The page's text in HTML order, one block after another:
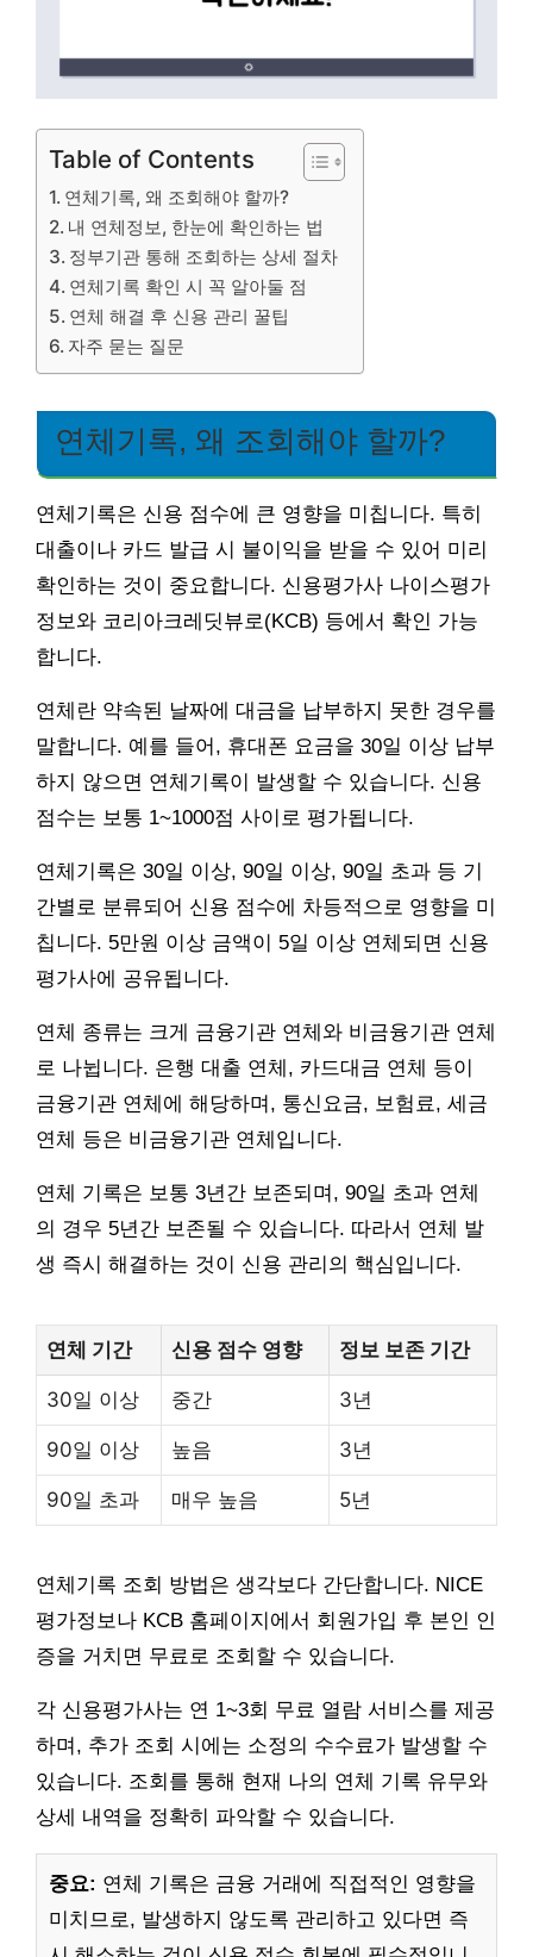
Table of Contents
연체기록, 왜 조회해야 할까?
내 연체정보, 한눈에 확인하는 법
정부기관 통해 조회하는 상세 절차
연체기록 확인 시 꼭 알아둘 점
연체 해결 후 신용 관리 꿀팁
자주 묻는 질문
연체기록, 왜 조회해야 할까?
연체기록은 신용 점수에 큰 영향을 미칩니다. 특히
대출이나 카드 발급 시 불이익을 받을 수 있어 미리
확인하는 것이 중요합니다. 신용평가사 나이스평가
정보와 코리아크레딧뷰로(KCB) 등에서 확인 가능
합니다.
연체란 약속된 날짜에 대금을 납부하지 못한 경우를
말합니다. 예를 들어, 휴대폰 요금을 30일 이상 납부
하지 않으면 연체기록이 발생할 수 있습니다. 신용
점수는 보통 1~1000점 사이로 평가됩니다.
연체기록은 30일 이상, 90일 이상, 90일 초과 등 기
간별로 분류되어 신용 점수에 차등적으로 영향을 미
칩니다. 5만원 이상 금액이 5일 이상 연체되면 신용
평가사에 공유됩니다.
연체 종류는 크게 금융기관 연체와 비금융기관 연체
로 나뉩니다. 은행 대출 연체, 카드대금 연체 등이
금융기관 연체에 해당하며, 통신요금, 보험료, 세금
연체 등은 비금융기관 연체입니다.
연체 기록은 보통 3년간 보존되며, 90일 초과 연체
의 경우 5년간 보존될 수 있습니다. 따라서 연체 발
생 즉시 해결하는 것이 신용 관리의 핵심입니다.
연체 기간 신용 점수 영향 정보 보존 기간
30일 이상 중간 3년
90일 이상 높음 3년
90일 초과 매우 높음 5년
연체기록 조회 방법은 생각보다 간단합니다. NICE
평가정보나 KCB 홈페이지에서 회원가입 후 본인 인
증을 거치면 무료로 조회할 수 있습니다.
각 신용평가사는 연 1~3회 무료 열람 서비스를 제공
하며, 추가 조회 시에는 소정의 수수료가 발생할 수
있습니다. 조회를 통해 현재 나의 연체 기록 유무와
상세 내역을 정확히 파악할 수 있습니다.
중요: 연체 기록은 금융 거래에 직접적인 영향을
미치므로, 발생하지 않도록 관리하고 있다면 즉